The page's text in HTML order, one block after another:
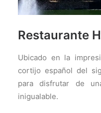
Restaurante
Ubicado en la
cortijo español del
para disfrutar de
inigualable.